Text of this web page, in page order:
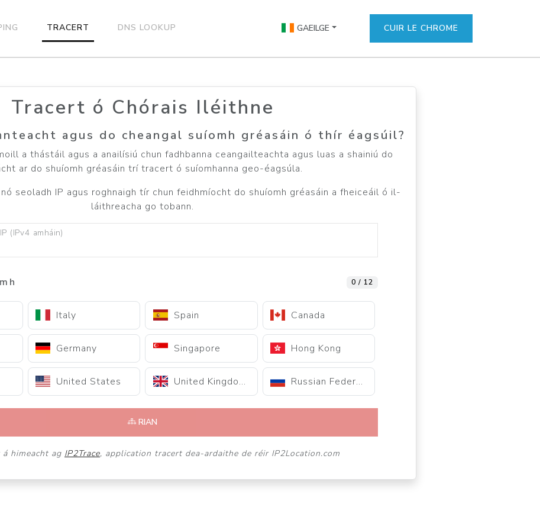
TRACERT DNS LOOKUP GAEILGE CUIR LE CHROME
Tracert ó Chórais Iléithne
agus do cheangal suíomh gréasáin ó thír éagsúil?
a thástáil agus a anailísiú chun fadhbanna ceangailteachta agus luas a shainiú do
ar do shuíomh gréasáin trí tracert ó suíomhanna geo-éagsúla.
seoladh IP agus roghnaigh tír chun feidhmíocht do shuíomh gréasáin a fheiceáil ó il-
láithreacha go tobann.
(IPv4 amháin)
0 / 12
Italy Spain Canada
Germany Singapore Hong Kong
United States United Kingdom Russian Federation
RIAN
himeacht ag IP2Trace, application tracert dea-ardaithe de réir IP2Location.com